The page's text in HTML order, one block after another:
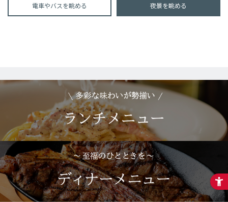
電車やバスを眺める 夜景を眺める